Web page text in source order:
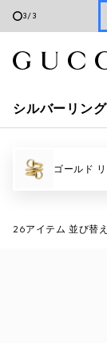
3/3
シルバーリング
ゴールド
26アイテム 並び替え